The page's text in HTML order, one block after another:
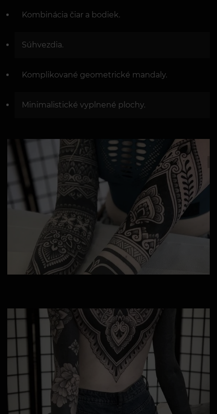
Kombinácia čiar a bodiek.
Súhvezdia.
Komplikované geometrické mandaly.
Minimalistické vyplnené plochy.